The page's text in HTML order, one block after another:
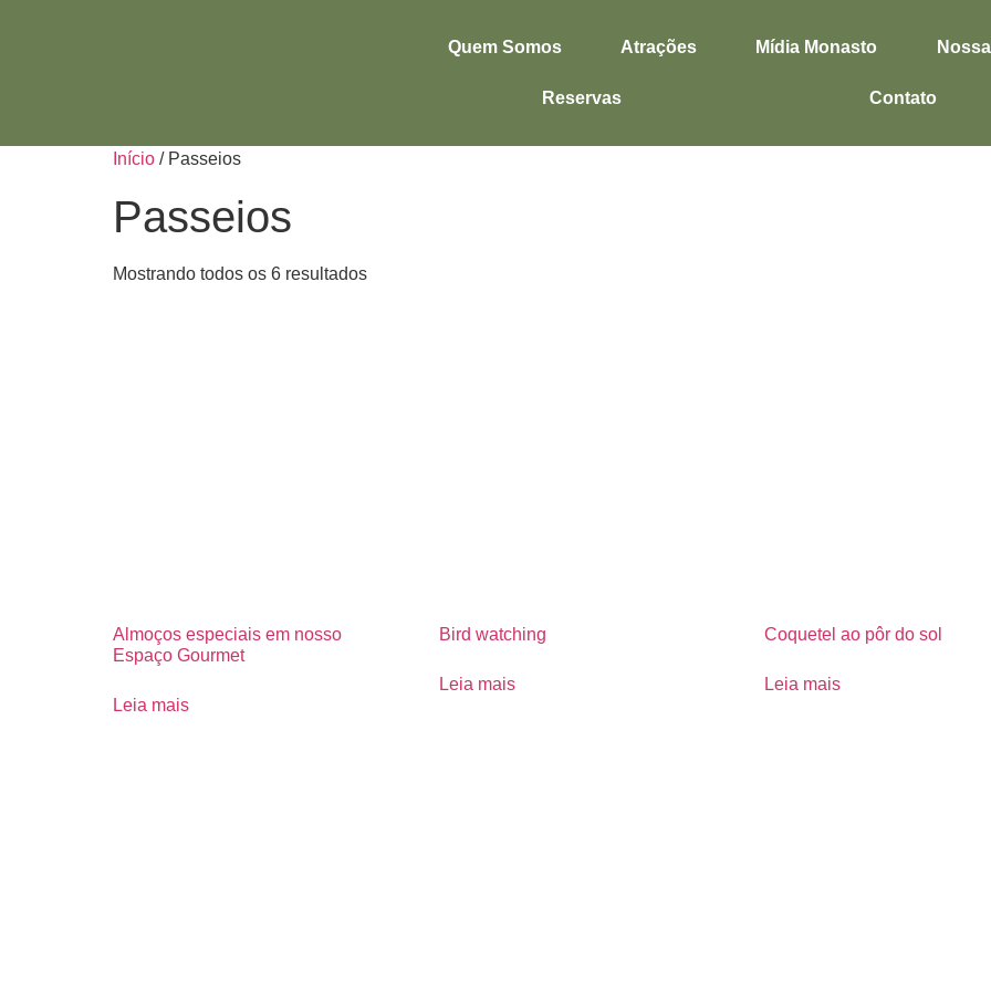
Quem Somos Atrações Mídia Monasto
Reservas Contato
Início / Passeios
Passeios
Mostrando todos os 6 resultados
Almoços especiais em nosso
Espaço Gourmet
Leia mais
Bird watching
Leia mais
Coquetel ao pôr do sol
Leia mais